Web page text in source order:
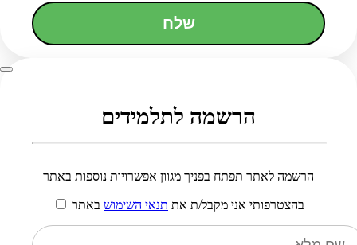
שלח
הרשמה לתלמידים
הרשמה לאתר תפתח בפניך מגוון אפשרויות נוספות באתר
בהצטרפותי אני מקבל/ת את תנאי השימוש באתר